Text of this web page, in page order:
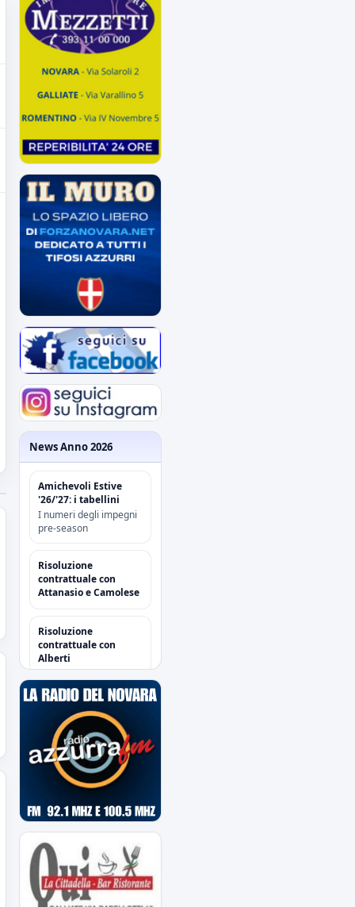
News Anno 2026
Amichevoli Estive
'26/'27: i tabellini
I numeri degli impegni
pre-season
Risoluzione
contrattuale con
Attanasio e Camolese
Risoluzione
contrattuale con
Alberti
Acquisti/Cessioni
"Sessione Estiva
2026/2027"
tutte le operazioni degli
azzurri
Il Novara è atteso dal
quarto impegno
estivo
Mercoledì a Chiavari.
Tra amichevoli e
mercato...
Orari Biglietteria